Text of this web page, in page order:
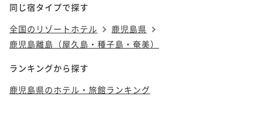
同じ宿タイプで探す
全国のリゾートホテル
鹿児島県
鹿児島離島（屋久島・種子島・奄美）
ランキングから探す
鹿児島県のホテル・旅館ランキング